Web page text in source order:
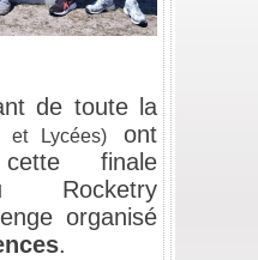
de toute la
et Lycées)
ont
finale
Rocketry
organisé
.